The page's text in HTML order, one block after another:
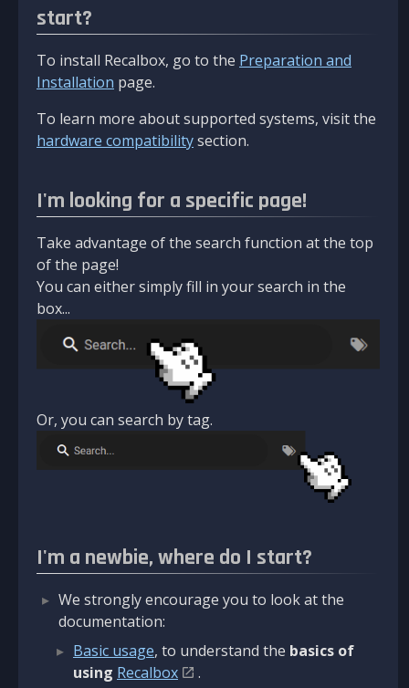
start?
To install Recalbox, go to the Preparation and
Installation page.
To learn more about supported systems, visit the
hardware compatibilitysection.
I'm looking for a specific page!
Take advantage of the search function at the top
of the page!
You can either simply fill in your search in the
box...
Or, you can search by tag.
I'm a newbie, where do I start?
We strongly encourage you to look at the
documentation:
Basic usage, to understand the basics of
using Recalbox
.